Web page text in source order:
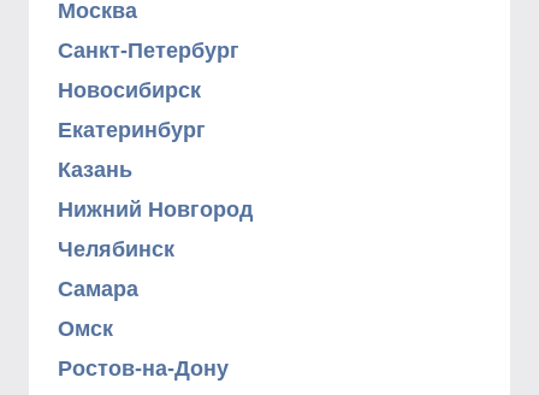
Москва
Санкт-Петербург
Новосибирск
Екатеринбург
Казань
Нижний Новгород
Челябинск
Самара
Омск
Ростов-на-Дону